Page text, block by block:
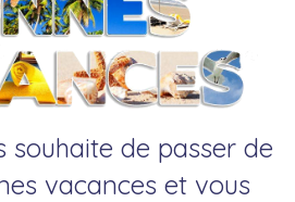
souhaite de passer de
vacances et vous